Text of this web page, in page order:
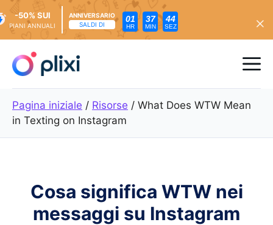
contenuto
-50% SUI
PIANI ANNUALI
ANNIVERSARIO
SALDI DI
01
HR
37
MIN
42
SEZ
Pagina iniziale / Risorse / What Does WTW Mean
in Texting on Instagram
Cosa significa WTW nei
messaggi su Instagram